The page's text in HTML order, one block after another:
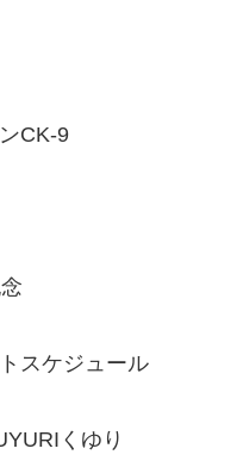
CK-9
スケジュール
くゆり